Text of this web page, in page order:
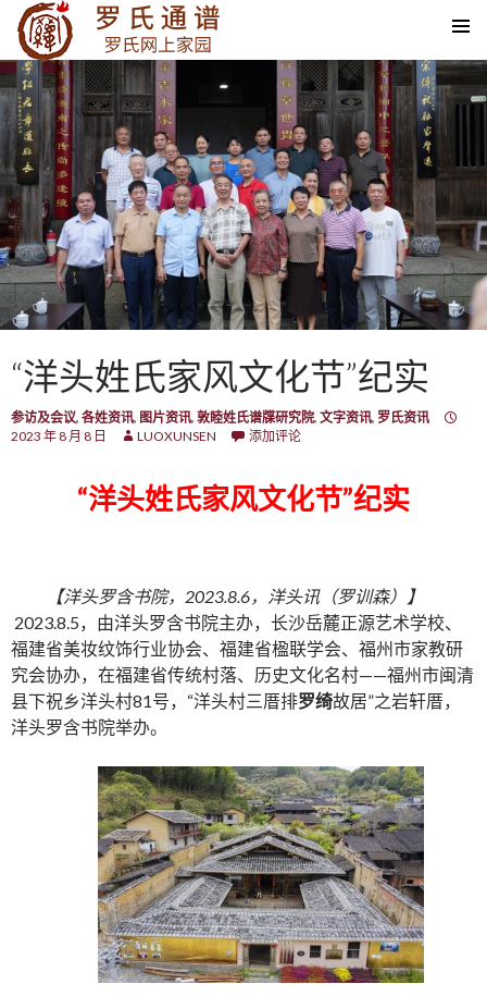
SKIP TO CONTENT
“洋头姓氏家风文化节”纪实
参访及会议, 各姓资讯, 图片资讯, 敦睦姓氏谱牒研究院, 文字资讯, 罗氏资讯
2023 年 8 月 8 日
LUOXUNSEN 添加评论
“洋头姓氏家风文化节”纪实
【洋头罗含书院，2023.8.6，洋头讯（罗训森）】
2023.8.5，由洋头罗含书院主办，长沙岳麓正源艺术学校、
福建省美妆纹饰行业协会、福建省楹联学会、福州市家教研
究会协办，在福建省传统村落、历史文化名村——福州市闽清
县下祝乡洋头村81号，“洋头村三厝排罗绮故居”之岩轩厝，
洋头罗含书院举办。